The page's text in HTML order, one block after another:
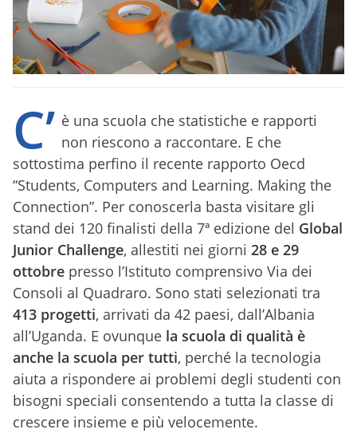
C’ è una scuola che statistiche e rapporti
non riescono a raccontare. E che
sottostima perfino il recente rapporto Oecd
“Students, Computers and Learning. Making the
Connection”. Per conoscerla basta visitare gli
stand dei 120 finalisti della 7ª edizione del Global
Junior Challenge, allestiti nei giorni 28 e 29
ottobre presso l’Istituto comprensivo Via dei
Consoli al Quadraro. Sono stati selezionati tra
413 progetti, arrivati da 42 paesi, dall’Albania
all’Uganda. E ovunque la scuola di qualità è
anche la scuola per tutti, perché la tecnologia
aiuta a rispondere ai problemi degli studenti con
bisogni speciali consentendo a tutta la classe di
crescere insieme e più velocemente.